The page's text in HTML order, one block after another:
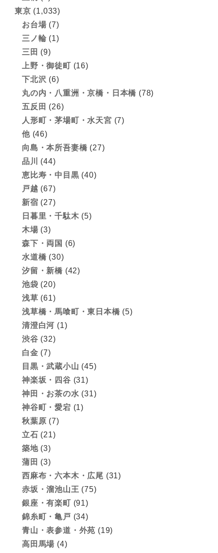
東京 (1,033)
お台場 (7)
三ノ輪 (1)
三田 (9)
上野・御徒町 (16)
下北沢 (6)
丸の内・八重洲・京橋・日本橋 (78)
五反田 (26)
人形町・茅場町・水天宮 (7)
他(46)
向島・本所吾妻橋 (27)
品川
(44)
恵比寿・中目黒 (40)
戸越 (67)
新宿 (27)
日暮里・千駄木 (5)
木場 (3)
森下・両国 (6)
水道橋 (30)
汐留・新橋 (42)
池袋 (20)
浅草 (61)
浅草橋・馬喰町・東日本橋 (5)
清澄白河 (1)
渋谷 (32)
白金 (7)
目黒・武蔵小山 (45)
神楽坂・四谷 (31)
神田・お茶の水 (31)
神谷町・愛宕 (1)
秋葉原 (7)
立石 (21)
築地(3)
蒲田 (3)
西麻布・六本木・広尾 (31)
赤坂・溜池山王 (75)
銀座・有楽町 (91)
錦糸町・亀戸 (34)
青山・表参道・外苑 (19)
高田馬場 (4)